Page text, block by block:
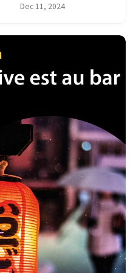
sa hiérarchie ...
Dec 11, 2024